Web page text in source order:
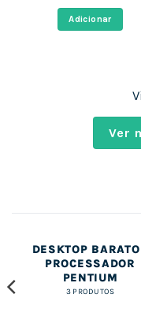
era:
472,71 €.
Adicionar
Ver
DESKTOP
PROCESSADOR
PENTIUM
3 PRODUTOS